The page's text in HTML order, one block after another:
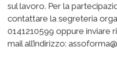
sul lavoro. Per la
contattare la segreteria
0141210599 oppure inviare
mail all’indirizzo: